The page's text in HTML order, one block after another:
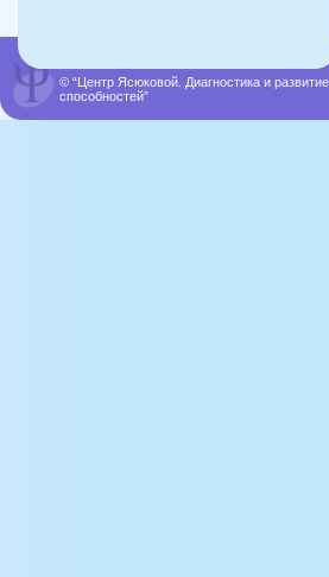
© “Центр Ясюковой. Диагностика и развитие
способностей”